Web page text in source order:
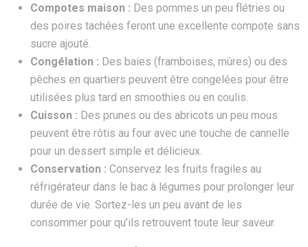
Compotes maison : Des pommes un peu flétries ou
des poires tachées feront une excellente compote sans
sucre ajouté.
Congélation : Des baies (framboises, mûres) ou des
pêches en quartiers peuvent être congelées pour être
utilisées plus tard en smoothies ou en coulis.
Cuisson : Des prunes ou des abricots un peu mous
peuvent être rôtis au four avec une touche de cannelle
pour un dessert simple et délicieux.
Conservation : Conservez les fruits fragiles au
réfrigérateur dans le bac à légumes pour prolonger leur
durée de vie. Sortez-les un peu avant de les
consommer pour qu’ils retrouvent toute leur saveur.